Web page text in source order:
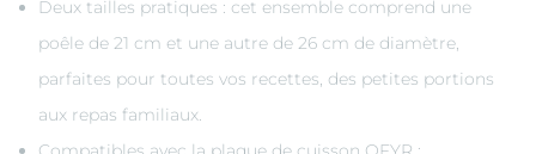
Deux tailles pratiques : cet ensemble comprend une
poêle de 21 cm et une autre de 26 cm de diamètre,
parfaites pour toutes vos recettes, des petites portions
aux repas familiaux.